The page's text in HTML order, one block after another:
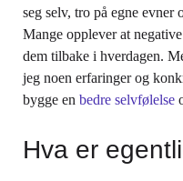
seg selv, tro på egne evner
Mange opplever at
dem tilbake i hverdagen.
jeg noen erfaringer og
bygge en bedre selvfølelse
Hva er